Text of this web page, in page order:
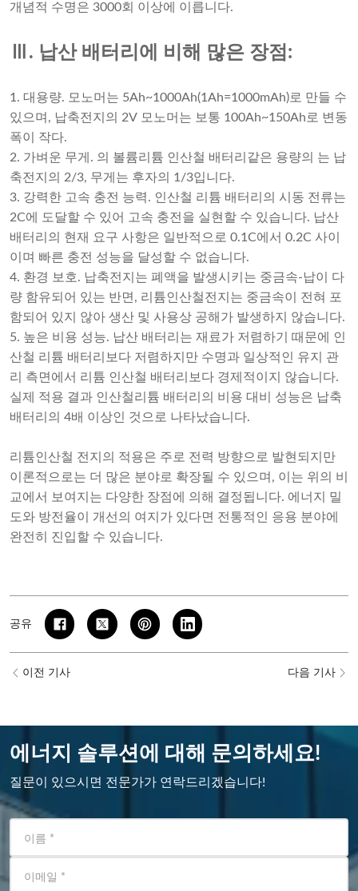
개념적 수명은 3000회 이상에 이릅니다.
Ⅲ. 납산 배터리에 비해 많은 장점:
1. 대용량. 모노머는 5Ah~1000Ah(1Ah=1000mAh)로 만들 수
있으며, 납축전지의 2V 모노머는 보통 100Ah~150Ah로 변동
폭이 작다.
2. 가벼운 무게. 의 볼륨리튬 인산철 배터리 같은 용량의 는 납
축전지의 2/3, 무게는 후자의 1/3입니다.
3. 강력한 고속 충전 능력. 인산철 리튬 배터리의 시동 전류는
2C에 도달할 수 있어 고속 충전을 실현할 수 있습니다. 납산
배터리의 현재 요구 사항은 일반적으로 0.1C에서 0.2C 사이
이며 빠른 충전 성능을 달성할 수 없습니다.
4. 환경 보호. 납축전지는 폐액을 발생시키는 중금속-납이 다
량 함유되어 있는 반면, 리튬인산철전지는 중금속이 전혀 포
함되어 있지 않아 생산 및 사용상 공해가 발생하지 않습니다.
5. 높은 비용 성능. 납산 배터리는 재료가 저렴하기 때문에 인
산철 리튬 배터리보다 저렴하지만 수명과 일상적인 유지 관
리 측면에서 리튬 인산철 배터리보다 경제적이지 않습니다.
실제 적용 결과 인산철리튬 배터리의 비용 대비 성능은 납축
배터리의 4배 이상인 것으로 나타났습니다.
리튬인산철 전지의 적용은 주로 전력 방향으로 발현되지만
이론적으로는 더 많은 분야로 확장될 수 있으며, 이는 위의 비
교에서 보여지는 다양한 장점에 의해 결정됩니다. 에너지 밀
도와 방전율이 개선의 여지가 있다면 전통적인 응용 분야에
완전히 진입할 수 있습니다.
공유
이전 기사 다음 기사
에너지 솔루션에 대해 문의하세요!
질문이 있으시면 전문가가 연락드리겠습니다!
이름 *
이메일 *